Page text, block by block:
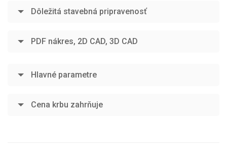
Dôležitá stavebná pripravenosť
PDF nákres, 2D CAD, 3D CAD
Hlavné parametre
Cena krbu zahrňuje